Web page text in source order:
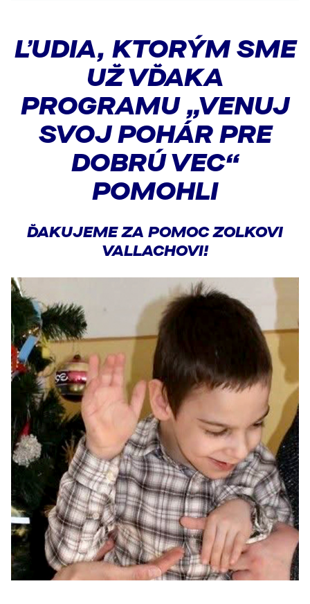
ĽUDIA, KTORÝM SME
UŽ VĎAKA
PROGRAMU „VENUJ
SVOJ POHÁR PRE
DOBRÚ VEC“
POMOHLI
ĎAKUJEME ZA POMOC ZOLKOVI
VALLACHOVI!